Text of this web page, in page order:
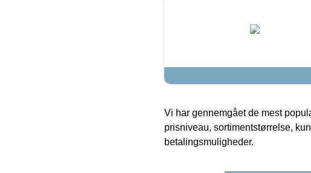
Vi har gennemgået de mest
prisniveau, sortimentstørrelse,
betalingsmuligheder.